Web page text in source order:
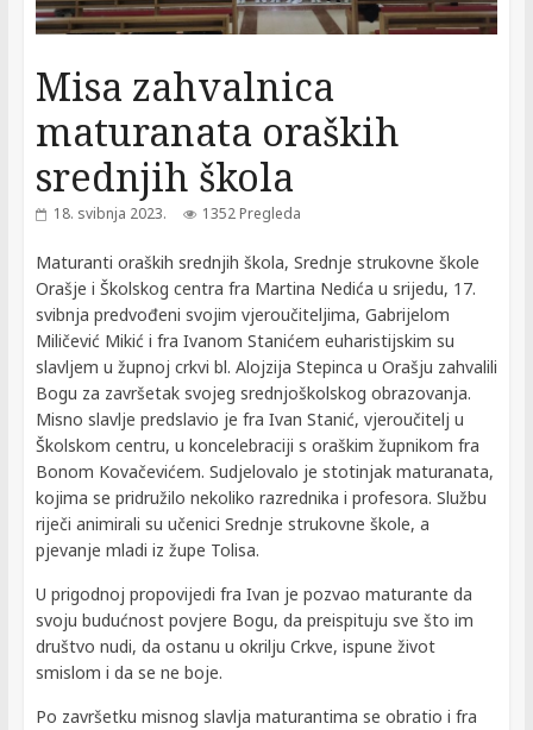
Misa zahvalnica
maturanata oraških
srednjih škola
18. svibnja 2023. 1352 Pregleda
Maturanti oraških srednjih škola, Srednje strukovne škole
Orašje i Školskog centra fra Martina Nedića u srijedu, 17.
svibnja predvođeni svojim vjeroučiteljima, Gabrijelom
Miličević Mikić i fra Ivanom Stanićem euharistijskim su
slavljem u župnoj crkvi bl. Alojzija Stepinca u Orašju zahvalili
Bogu za završetak svojeg srednjoškolskog obrazovanja.
Misno slavlje predslavio je fra Ivan Stanić, vjeroučitelj u
Školskom centru, u koncelebraciji s oraškim župnikom fra
Bonom Kovačevićem. Sudjelovalo je stotinjak maturanata,
kojima se pridružilo nekoliko razrednika i profesora. Službu
riječi animirali su učenici Srednje strukovne škole, a
pjevanje mladi iz župe Tolisa.
U prigodnoj propovijedi fra Ivan je pozvao maturante da
svoju budućnost povjere Bogu, da preispituju sve što im
društvo nudi, da ostanu u okrilju Crkve, ispune život
smislom i da se ne boje.
Po završetku misnog slavlja maturantima se obratio i fra